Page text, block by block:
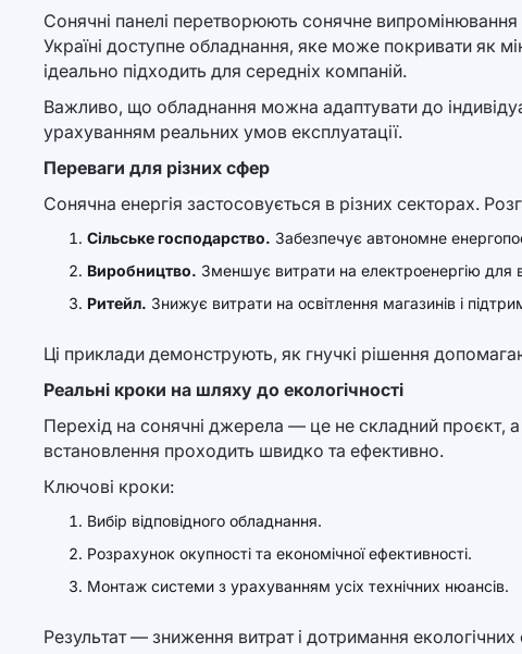
Сонячні панелі перетворюють сонячне
Україні доступне обладнання, яке може покривати як
ідеально підходить для середніх компаній.
Важливо, що обладнання можна адаптувати до
урахуванням реальних умов експлуатації.
Переваги для різних сфер
Сонячна енергія застосовується в різних секторах.
Сільське господарство. Забезпечує автономне
Виробництво. Зменшує витрати на електроенергію для
Ритейл. Знижує витрати на освітлення магазинів і
Ці приклади демонструють, як гнучкі рішення
Реальні кроки на шляху до екологічності
Перехід на сонячні джерела — це не складний проєкт, а
встановлення проходить швидко та ефективно.
Ключові кроки:
Вибір відповідного обладнання.
Розрахунок окупності та економічної ефективності.
Монтаж системи з урахуванням усіх технічних нюансів.
Результат — зниження витрат і дотримання